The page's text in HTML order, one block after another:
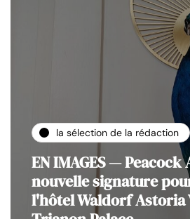
la sélection de la rédaction
EN IMAGES — Peacock
nouvelle signature
l'hôtel Waldorf Astoria